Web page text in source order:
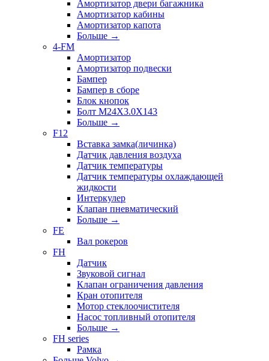
Амортизатор двери багажника
Амортизатор кабины
Амортизатор капота
Больше →
4-FM
Амортизатор
Амортизатор подвески
Бампер
Бампер в сборе
Блок кнопок
Болт M24X3.0X143
Больше →
F12
Вставка замка(личинка)
Датчик давления воздуха
Датчик температуры
Датчик температуры охлаждающей
жидкости
Интеркулер
Клапан пневматический
Больше →
FE
Вал рокеров
FH
Датчик
Звуковой сигнал
Клапан ограничения давления
Кран отопителя
Мотор стеклоочистителя
Насос топливный отопителя
Больше →
FH series
Рамка